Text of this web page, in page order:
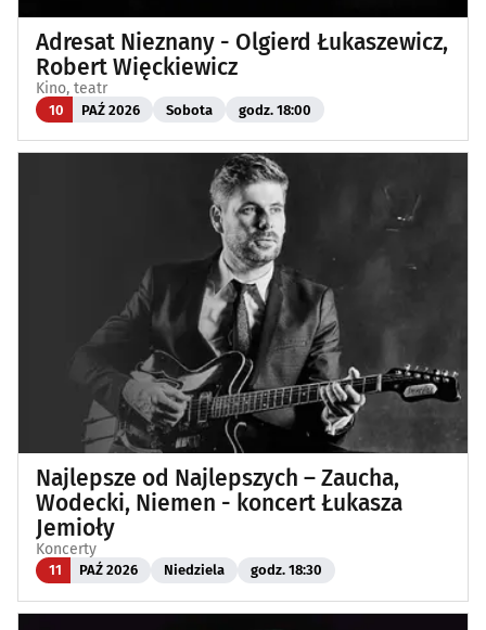
Adresat Nieznany - Olgierd Łukaszewicz,
Robert Więckiewicz
Kino, teatr
10 PAŹ 2026 Sobota godz. 18:00
Najlepsze od Najlepszych – Zaucha,
Wodecki, Niemen - koncert Łukasza
Jemioły
Koncerty
11 PAŹ 2026 Niedziela godz. 18:30